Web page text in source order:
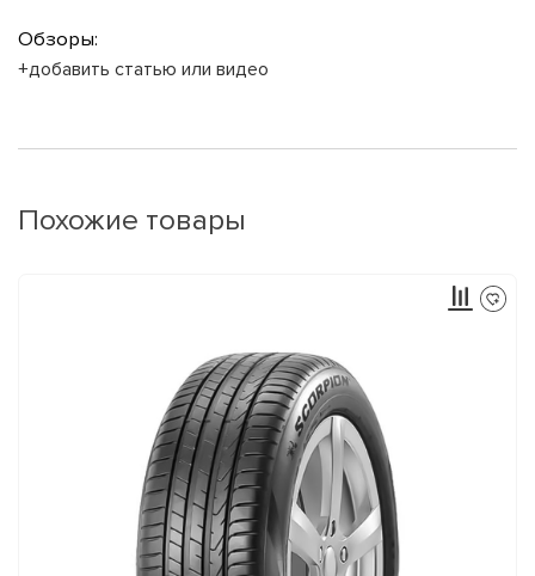
Обзоры:
+добавить статью или видео
Похожие товары